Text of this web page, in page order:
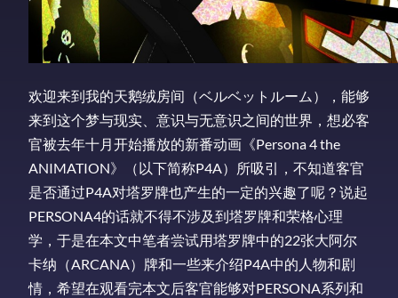
欢迎来到我的天鹅绒房间（ベルベットルーム），能够
来到这个梦与现实、意识与无意识之间的世界，想必客
官被去年十月开始播放的新番动画《Persona 4 the
ANIMATION》（以下简称P4A）所吸引，不知道客官
是否通过P4A对塔罗牌也产生的一定的兴趣了呢？说起
PERSONA4的话就不得不涉及到塔罗牌和荣格心理
学，于是在本文中笔者尝试用塔罗牌中的22张大阿尔
卡纳（ARCANA）牌和一些来介绍P4A中的人物和剧
情，希望在观看完本文后客官能够对PERSONA系列和